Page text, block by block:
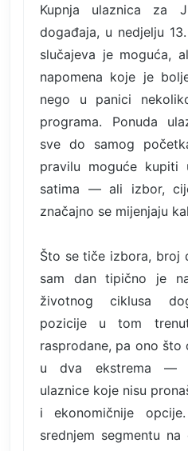
Kupnja ulaznica za
događaja, u nedjelju
slučajeva je moguća,
napomena koje je
nego u panici
programa. Ponuda
sve do samog
pravilu moguće kupiti
satima — ali izbor,
značajno se mijenjaju
Što se tiče izbora, broj
sam dan tipično je
životnog ciklusa
pozicije u tom
rasprodane, pa ono što
u dva ekstrema —
ulaznice koje nisu
i ekonomičnije
srednjem segmentu